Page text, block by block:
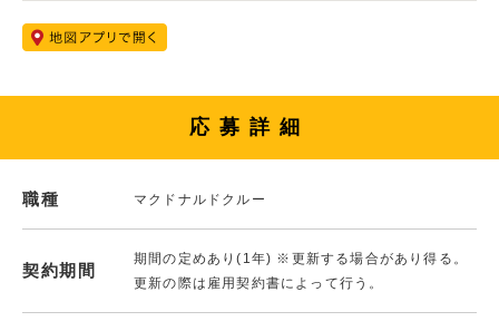
応募詳細
職種 マクドナルドクルー
契約期間
期間の定めあり(1年) ※更新する場合があり得る。
更新の際は雇用契約書によって行う。